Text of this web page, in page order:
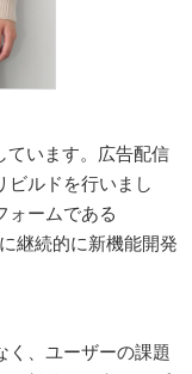
ています。広告配信
ルドを行いまし
ォームである
継続的に新機能開発
く、ユーザーの課題